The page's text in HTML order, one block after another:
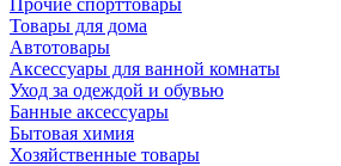
Прочие спорттовары
Товары для дома
Автотовары
Аксессуары для ванной комнаты
Уход за одеждой и обувью
Банные аксессуары
Бытовая химия
Хозяйственные товары